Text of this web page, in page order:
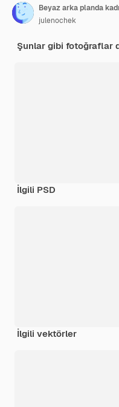
julenochek
Şunlar gibi fotoğraflar
İlgili PSD
İlgili vektörler